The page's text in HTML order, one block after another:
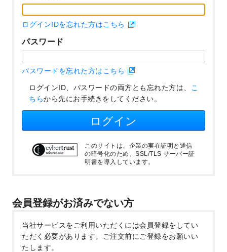
ログインIDを忘れた方はこちら
パスワード
パスワードを忘れた方はこちら
ログインID、パスワードの両方とも忘れた方は、 こ
ちらから先にお手続きをしてください。
ログイン
このサイトは、企業の実在証明と通信
の暗号化のため、SSL/TLS サーバー証
明書を導入しています。
会員登録がお済みでない方
当社サービスをご利用いただくには会員登録をしてい
ただく必要があります。
ご注文前にご登録をお願いい
たします。